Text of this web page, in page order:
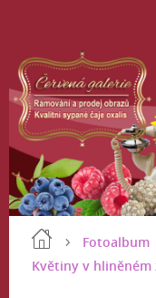
Fotoalbum
Květiny v